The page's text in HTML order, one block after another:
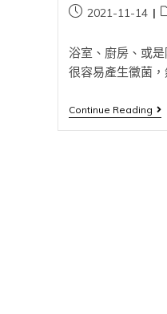
2021-11-14
浴室、廚房、或
很容易產生黴菌
Continue Reading